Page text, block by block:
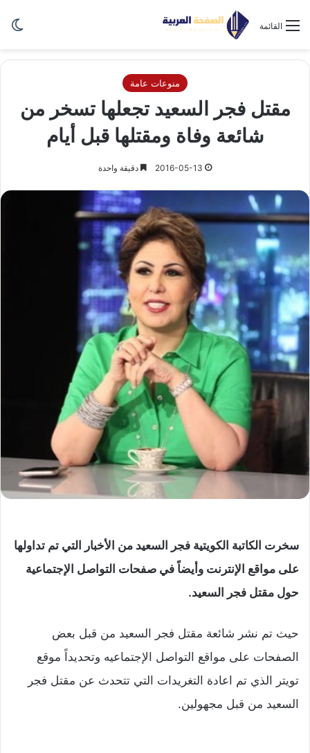
القائمة
منوعات عامة
مقتل فجر السعيد تجعلها تسخر من
شائعة وفاة ومقتلها قبل أيام
2016-05-13 دقيقة واحدة
سخرت الكاتبة الكويتية فجر السعيد من الأخبار التي تم تداولها
على مواقع الإنترنت وأيضاً في صفحات التواصل الإجتماعية
حول مقتل فجر السعيد.
حيث تم نشر شائعة مقتل فجر السعيد من قبل بعض
الصفحات على مواقع التواصل الإجتماعيه وتحديداً موقع
تويتر الذي تم اعادة التغريدات التي تتحدث عن مقتل فجر
السعيد من قبل مجهولين.